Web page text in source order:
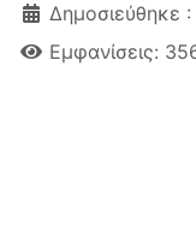
Δημοσιεύθηκε :
Εμφανίσεις: